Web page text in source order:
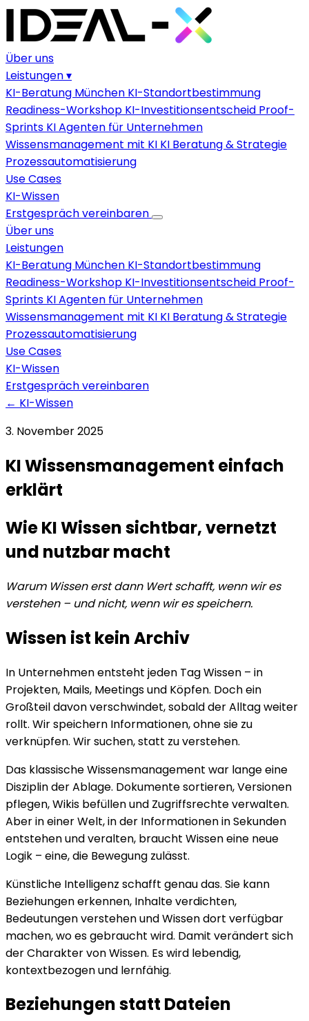
Über uns
Leistungen▾
KI-Beratung München KI-Standortbestimmung
Readiness-Workshop KI-Investitionsentscheid Proof-
Sprints KI Agenten für Unternehmen
Wissensmanagement mit KI KI Beratung & Strategie
Prozessautomatisierung
Use Cases
KI-Wissen
Erstgespräch vereinbaren
Über uns
Leistungen
KI-Beratung München KI-Standortbestimmung
Readiness-Workshop KI-Investitionsentscheid Proof-
Sprints KI Agenten für Unternehmen
Wissensmanagement mit KI KI Beratung & Strategie
Prozessautomatisierung
Use Cases
KI-Wissen
Erstgespräch vereinbaren
← KI-Wissen
3. November 2025
KI Wissensmanagement einfach
erklärt
Wie KI Wissen sichtbar, vernetzt
und nutzbar macht
Warum Wissen erst dann Wert schafft, wenn wir es
verstehen – und nicht, wenn wir es speichern.
Wissen ist kein Archiv
In Unternehmen entsteht jeden Tag Wissen – in
Projekten, Mails, Meetings und Köpfen. Doch ein
Großteil davon verschwindet, sobald der Alltag weiter
rollt. Wir speichern Informationen, ohne sie zu
verknüpfen. Wir suchen, statt zu verstehen.
Das klassische Wissensmanagement war lange eine
Disziplin der Ablage. Dokumente sortieren, Versionen
pflegen, Wikis befüllen und Zugriffsrechte verwalten.
Aber in einer Welt, in der Informationen in Sekunden
entstehen und veralten, braucht Wissen eine neue
Logik – eine, die Bewegung zulässt.
Künstliche Intelligenz schafft genau das. Sie kann
Beziehungen erkennen, Inhalte verdichten,
Bedeutungen verstehen und Wissen dort verfügbar
machen, wo es gebraucht wird. Damit verändert sich
der Charakter von Wissen. Es wird lebendig,
kontextbezogen und lernfähig.
Beziehungen statt Dateien